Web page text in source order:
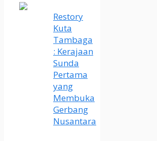
Restory
Kuta
Tambaga
: Kerajaan
Sunda
Pertama
yang
Membuka
Gerbang
Nusantara